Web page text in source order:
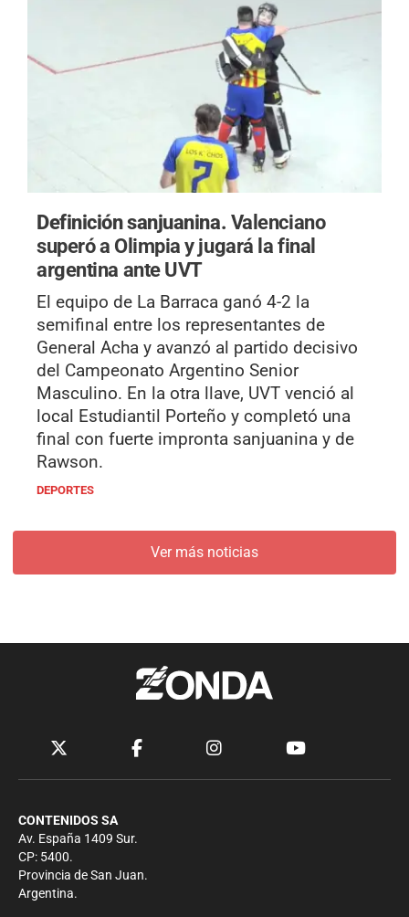
Definición sanjuanina. Valenciano
superó a Olimpia y jugará la final
argentina ante UVT
El equipo de La Barraca ganó 4-2 la
semifinal entre los representantes de
General Acha y avanzó al partido decisivo
del Campeonato Argentino Senior
Masculino. En la otra llave, UVT venció al
local Estudiantil Porteño y completó una
final con fuerte impronta sanjuanina y de
Rawson.
DEPORTES
Ver más noticias
CONTENIDOS SA
Av. España 1409 Sur.
CP: 5400.
Provincia de San Juan.
Argentina.